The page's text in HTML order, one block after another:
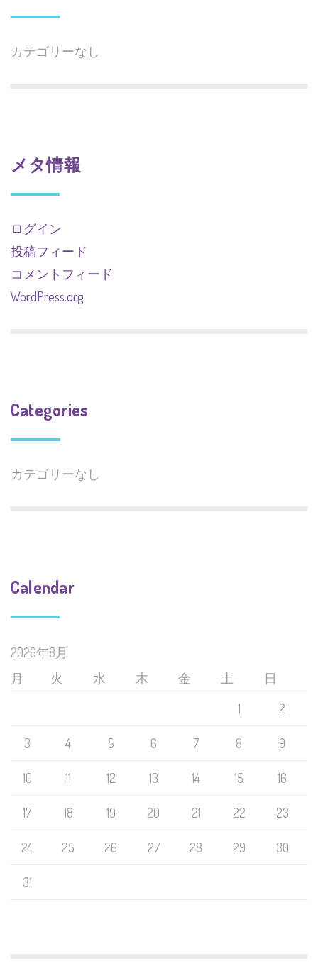
カテゴリーなし
メタ情報
ログイン
投稿フィード
コメントフィード
WordPress.org
Categories
カテゴリーなし
Calendar
2026年8月
月
火 水 木 金 土
日
1
2
3 4 5 6 7 8 9
10 11 12 13 14 15 16
17 18 19 20 21 22 23
24 25 26 27 28 29 30
31